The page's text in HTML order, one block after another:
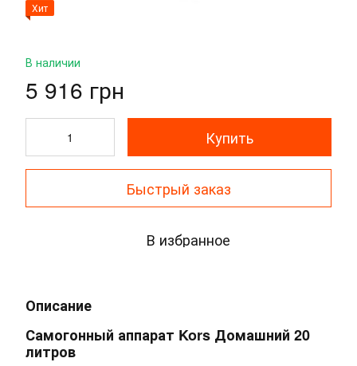
Хит
В наличии
5 916 грн
Купить
Быстрый заказ
В избранное
Описание
Самогонный аппарат Kors Домашний 20
литров